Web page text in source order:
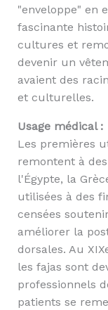
"enveloppe" en
fascinante
cultures et
devenir un
avaient des
et culturelles.
Usage médical :
Les premières
remontent à
l'Égypte, la
utilisées à des
censées
améliorer la
dorsales. Au
les fajas sont
professionnels
patients se